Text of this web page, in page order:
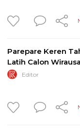
Parepare Keren
Latih Calon
Editor